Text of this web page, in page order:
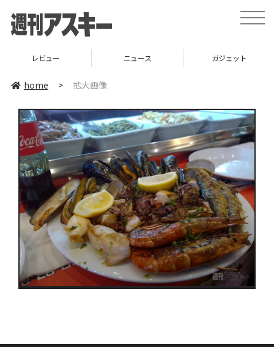
toggle
レビュー ニュース ガジェット
home > 拡大画像